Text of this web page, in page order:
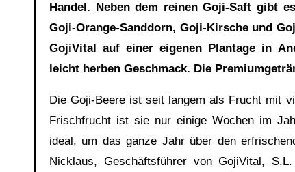
Handel. Neben dem reinen Goji-Saft gibt
Goji-Orange-Sanddorn, Goji-Kirsche und
GojiVital auf einer eigenen Plantage in
leicht herben Geschmack. Die
Die Goji-Beere ist seit langem als Frucht mit
Frischfrucht ist sie nur einige Wochen im
ideal, um das ganze Jahr über den
Nicklaus, Geschäftsführer von GojiVital,